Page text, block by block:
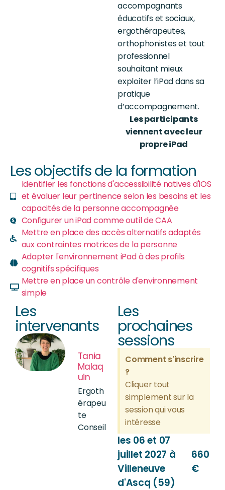
accompagnants
éducatifs et sociaux,
ergothérapeutes,
orthophonistes et tout
professionnel
souhaitant mieux
exploiter l’iPaddans sa
pratique
d’accompagnement.
Les participants
viennent avec leur
propreiPad
Les objectifs de la formation
Identifier les fonctions d'accessibilité natives d'iOS
et évaluer leur pertinence selon les besoins et les
capacités de la personne accompagnée
Configurer un iPad comme outil de CAA
Mettre en place des accès alternatifs adaptés
aux contraintes motrices de la personne
Adapter l'environnement iPad à des profils
cognitifs spécifiques
Mettre en place un contrôle d'environnement
simple
Les
intervenants
Tania
Malaq
uin
Ergoth
érapeu
te
Conseil
Les
prochaines
sessions
Comment s'inscrire
?
Cliquer tout
simplement sur la
session qui vous
intéresse
les 06 et 07
juillet 2027 à
Villeneuve
d'Ascq (59)
660
€